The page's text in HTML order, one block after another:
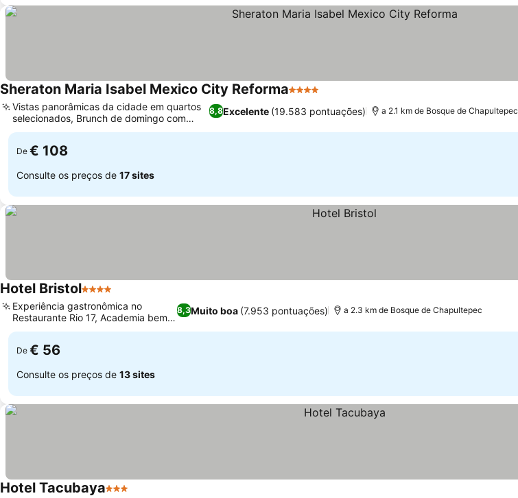
Sheraton Maria Isabel Mexico City Reforma4 Estrelas
8,8Excelente (19.583 pontuações)
Vistas panorâmicas da cidade em quartos
selecionados, Brunch de domingo com
opções temáticas
a 2.1 km de Bosque de Chapultepec
De € 108
Consulte os preços de 17 sites
Hotel Bristol4 Estrelas
8,3Muito boa (7.953 pontuações)
Experiência gastronômica no
Restaurante Rio 17, Academia bem
equipada
a 2.3 km de Bosque de Chapultepec
De € 56
Consulte os preços de 13 sites
Hotel Tacubaya3 Estrelas